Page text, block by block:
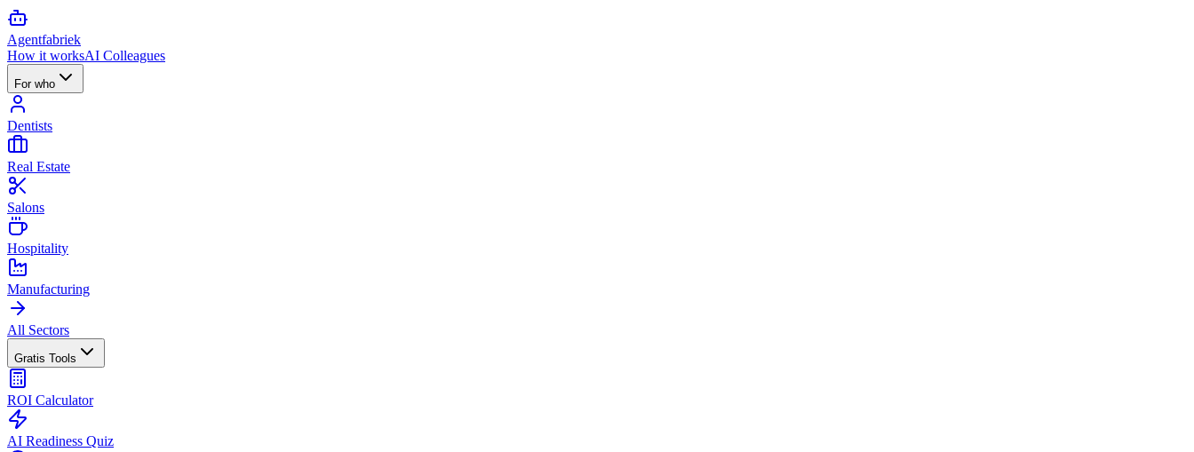
Agentfabriek
How it worksAI Colleagues
For who
Dentists
Real Estate
Salons
Hospitality
Manufacturing
All Sectors
Gratis Tools
ROI Calculator
AI Readiness Quiz